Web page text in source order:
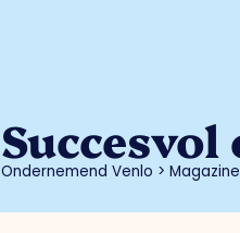
Ondernemend Venlo >